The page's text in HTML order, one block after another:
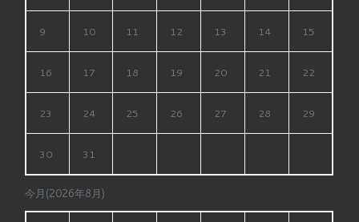
今月(2026年8月)
9 10 11 12 13 14 15
16 17 18 19 20 21 22
23 24 25 26 27 28 29
30 31